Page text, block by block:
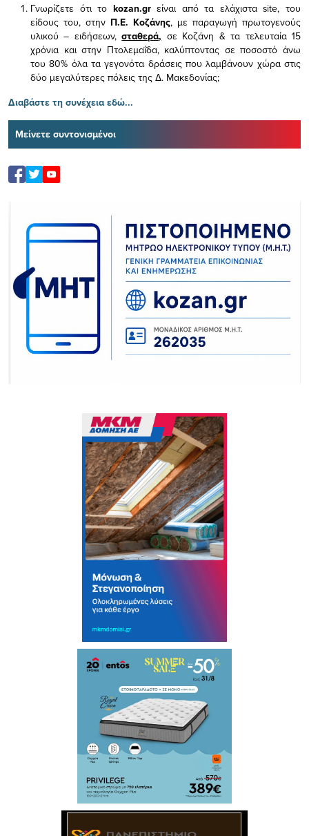
Γνωρίζετε ότι το kozan.gr είναι από τα ελάχισταsite, του
είδους του, στην Π.Ε. Κοζάνης, με παραγωγή πρωτογενούς
υλικού – ειδήσεων,σταθερά, σε Κοζάνη & τα τελευταία 15
χρόνια και στην Πτολεμαΐδα, καλύπτοντας σε ποσοστό άνω
του 80% όλα τα γεγονότα δράσεις που λαμβάνουν χώρα στις
δύο μεγαλύτερες πόλεις της Δ. Μακεδονίας;
Διαβάστε τη συνέχεια εδώ...
Μείνετε συντονισμένοι